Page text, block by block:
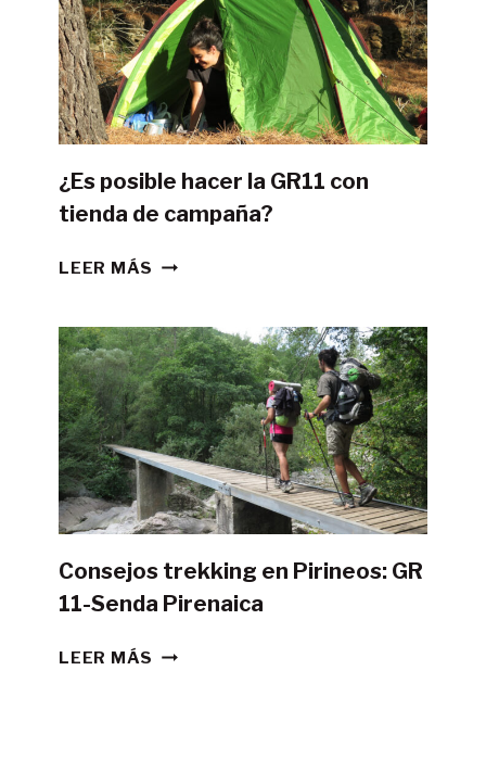
¿Es posible hacer la GR11 con
tienda de campaña?
LEER MÁS ¿ES
LA
GR11
CON
TIENDA
DE
CAMPAÑA?
Consejos trekking en Pirineos: GR
11-Senda Pirenaica
LEER MÁS CONSEJOS